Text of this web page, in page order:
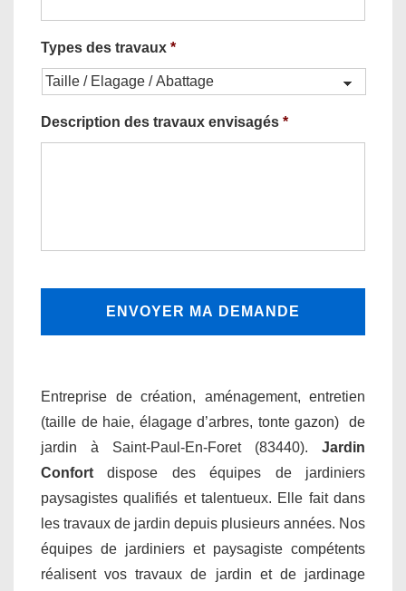
Types des travaux *
Description des travaux envisagés *
Entreprise de création, aménagement, entretien
(taille de haie, élagage d’arbres, tonte gazon) de
jardin à Saint-Paul-En-Foret (83440). Jardin
Confort dispose des équipes de jardiniers
paysagistes qualifiés et talentueux. Elle fait dans
les travaux de jardin depuis plusieurs années. Nos
équipes de jardiniers et paysagiste compétents
réalisent vos travaux de jardin et de jardinage